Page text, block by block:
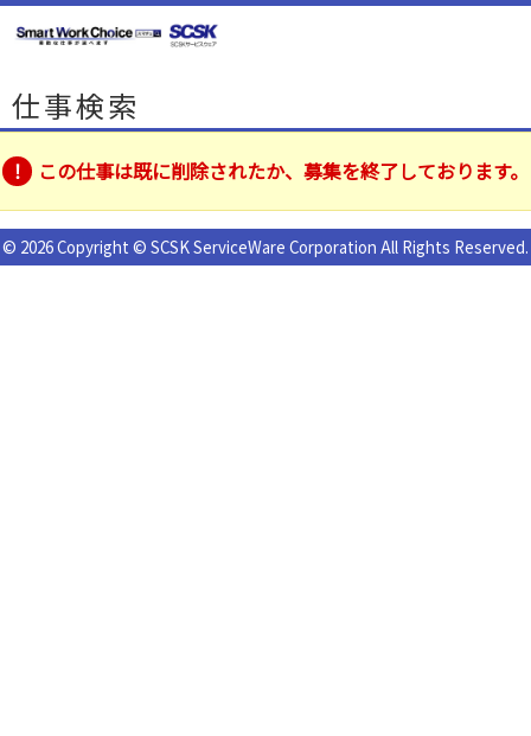
仕事検索
この仕事は既に削除されたか、募集を終了しております。
© 2026 Copyright © SCSK ServiceWare Corporation All Rights Reserved.